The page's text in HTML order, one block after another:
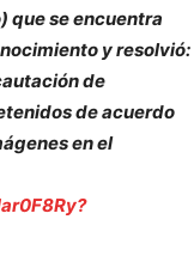
que se encuentra
y resolvió:
de
de acuerdo
en el